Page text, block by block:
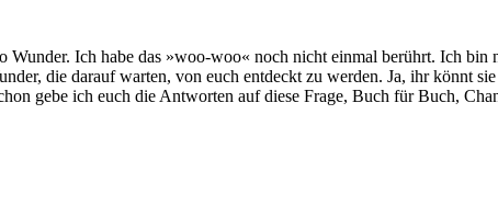
Wunder. Ich habe das »woo-woo« noch nicht einmal berührt. Ich
die darauf warten, von euch entdeckt zu werden. Ja, ihr könnt
gebe ich euch die Antworten auf diese Frage, Buch für Buch,